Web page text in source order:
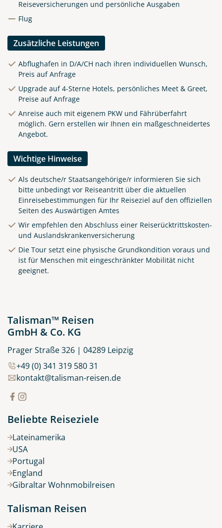
Clifden Harbour Co. Galway
© Big Smoke Studio
Reiseversicherungen und persönliche Ausgaben
Flug
Zusätzliche Leistungen
Abflughafen in D/A/CH nach ihren individuellen Wunsch,
Preis auf Anfrage
Upgrade auf 4-Sterne Hotels, persönliches Meet & Greet,
Preise auf Anfrage
Anreise auch mit eigenem PKW und Fährüberfahrt
möglich. Gern erstellen wir Ihnen ein maßgeschneidertes
Angebot.
Wichtige Hinweise
Als deutsche/r Staatsangehörige/r informieren Sie sich
bitte unbedingt vor Reiseantritt über die aktuellen
Einreisebestimmungen für Ihr Reiseziel auf den offiziellen
Seiten des Auswärtigen Amtes
Wir empfehlen den Abschluss einer Reiserücktrittskosten-
und Auslandskrankenversicherung
Die Tour setzt eine physische Grundkondition voraus und
ist für Menschen mit eingeschränkter Mobilität nicht
geeignet.
Talisman™ Reisen
GmbH & Co. KG
Prager Straße 326 | 04289 Leipzig
+49 (0) 341 319 580 31
kontakt@talisman-reisen.de
Beliebte Reiseziele
Lateinamerika
USA
Portugal
England
Gibraltar Wohnmobilreisen
Talisman Reisen